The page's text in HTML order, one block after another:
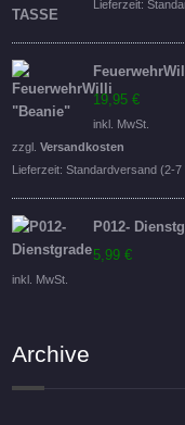
Lieferzeit:
19,95 €
inkl. MwSt.
zzgl. Versandkosten
Lieferzeit: Standardversand (2-7
P012-
5,99 €
inkl. MwSt.
Archive